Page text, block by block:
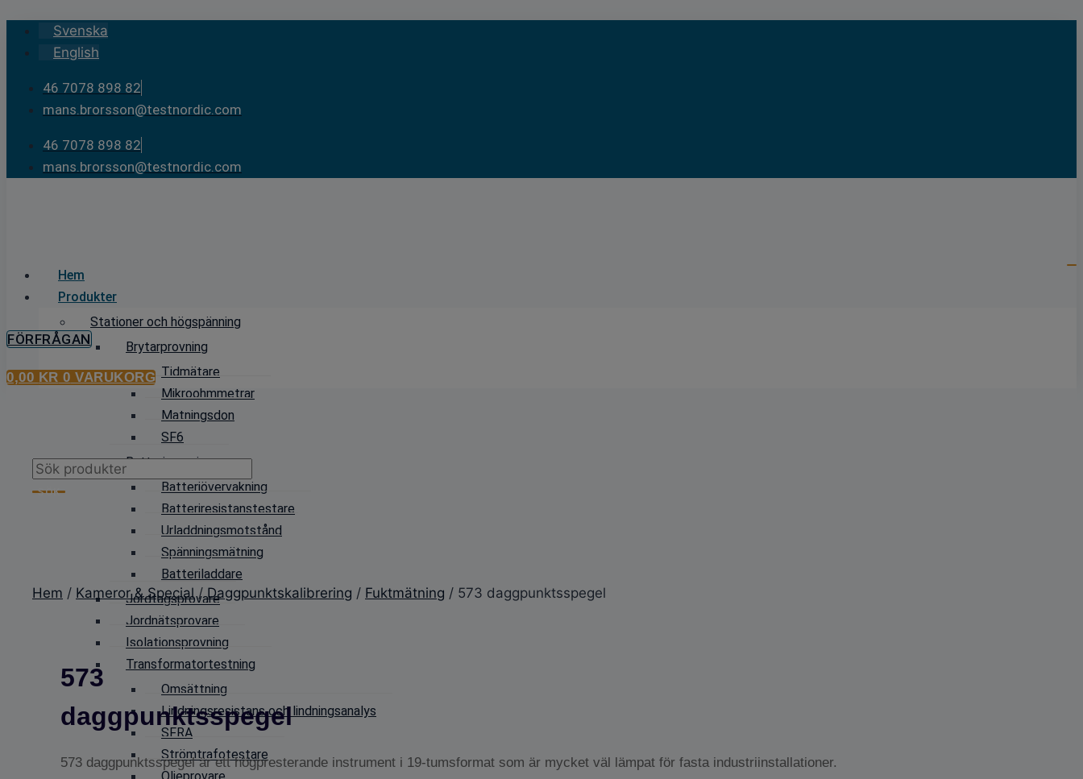
Skip
content
Svenska
English
46 7078 898 82
mans.brorsson@testnordic.com
46 7078 898 82
mans.brorsson@testnordic.com
Hem
Produkter
Stationer och högspänning
Brytarprovning
Tidmätare
Mikroohmmetrar
Matningsdon
SF6
Batteriprovning
Batteriövervakning
Batteriresistanstestare
Urladdningsmotstånd
Spänningsmätning
Batteriladdare
Jordtagsprovare
Jordnätsprovare
Isolationsprovning
Transformatortestning
Omsättning
Lindningsresistans och lindningsanalys
SFRA
Strömtrafotestare
FÖRFRÅGAN
0,00 KR 0 VARUKORG
Products
search
SÖK
Hem / Kameror & Special/Daggpunktskalibrering / Fuktmätning / 573 daggpunktsspegel
573
daggpunktsspegel
573 daggpunktsspegel är ett högpresterande instrument i 19-tumsformat som är mycket väl lämpat för fasta industriinstallationer.